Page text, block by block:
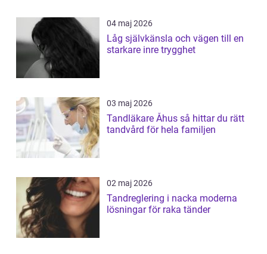
04 maj 2026
Låg självkänsla och vägen till en
starkare inre trygghet
03 maj 2026
Tandläkare Åhus så hittar du rätt
tandvård för hela familjen
02 maj 2026
Tandreglering i nacka moderna
lösningar för raka tänder